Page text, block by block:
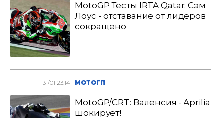
MotoGP Тесты IRTA Qatar: Сэм
Лоус - отставание от лидеров
сокращено
31/01 23:14 МОТОГП
MotoGP/CRT: Валенсия - Aprilia
шокирует!